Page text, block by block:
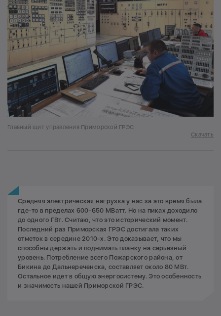
Главный щит управления Приморской ГРЭС
Скачать
Средняя электрическая нагрузка у нас за это время была
где-то в пределах 600-650 МВатт. Но на пиках доходило
до одного ГВт. Считаю, что это исторический момент.
Последний раз Приморская ГРЭС достигала таких
отметок в середине 2010-х. Это доказывает, что мы
способны держать и поднимать планку на серьезный
уровень. Потребление всего Пожарского района, от
Бикина до Дальнереченска, составляет около 80 МВт.
Остальное идет в общую энергосистему. Это особенность
и значимость нашей Приморской ГРЭС.